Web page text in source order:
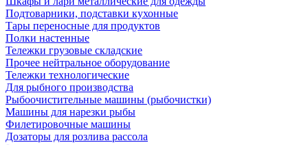
Подтоварники, подставки кухонные
Тары переносные для продуктов
Полки настенные
Тележки грузовые складские
Прочее нейтральное оборудование
Тележки технологические
Для рыбного производства
Рыбоочистительные машины (рыбочистки)
Машины для нарезки рыбы
Филетировочные машины
Дозаторы для розлива рассола